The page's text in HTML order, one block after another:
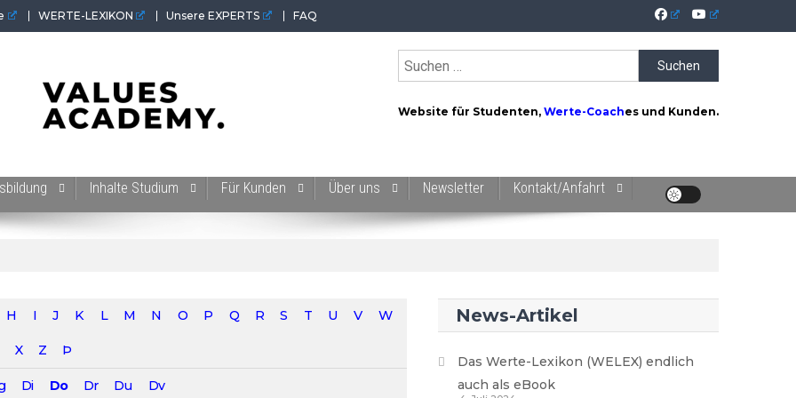
WERTE-LEXIKON Unsere EXPERTS FAQ
Suchen
nach:
Website für Studenten, Werte-Coaches und Kunden.
Inhalte Studium Für Kunden Über uns Newsletter Kontakt/Anfahrt
H I J K L M N O P Q R S T U V W
X Z Þ
Di Do Dr Du Dv
News-Artikel
Das Werte-Lexikon (WELEX) endlich
auch als eBook